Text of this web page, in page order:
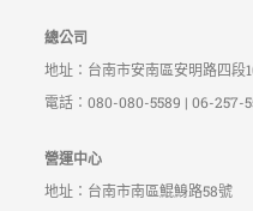
總公司
地址：台南市安南區安明路四段
電話：080-080-5589 | 06-257-
營運中心
地址：台南市南區鯤鯓路58號